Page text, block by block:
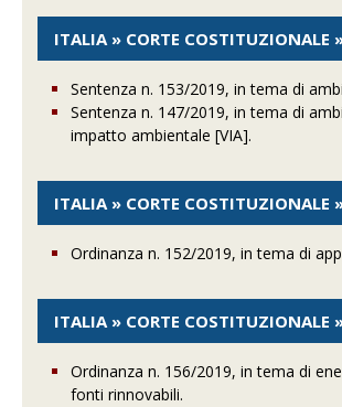
ITALIA » CORTE COSTITUZIONALE
Sentenza n. 153/2019, in tema di
Sentenza n. 147/2019, in tema di
impatto ambientale [VIA].
ITALIA » CORTE COSTITUZIONALE
Ordinanza n. 152/2019, in tema di
ITALIA » CORTE COSTITUZIONALE
Ordinanza n. 156/2019, in tema di
fonti rinnovabili.